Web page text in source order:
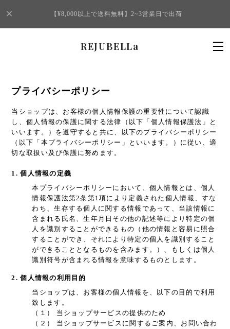
【¥8,000以上で送料無料】2~3営業日で出荷
REJUBELLa
プライバシーポリシー
当ショップは、お客様の個人情報保護の重要性について認識
し、個人情報の保護に関する法律（以下「個人情報保護法」と
いいます。）を遵守すると共に、以下のプライバシーポリシー
（以下「本プライバシーポリシー」といいます。）に従い、適
切な取扱い及び保護に努めます。
1. 個人情報の定義
本プライバシーポリシーにおいて、個人情報とは、個人
情報保護法第2条第1項により定義された個人情報、すな
わち、生存する個人に関する情報であって、当該情報に
含まれる氏名、生年月日その他の記述等により特定の個
人を識別することができるもの（他の情報と容易に照合
することができ、それにより特定の個人を識別すること
ができることとなるものを含みます。）、もしくは個人
識別符号が含まれる情報を意味するものとします。
2. 個人情報の利用目的
当ショップは、お客様の個人情報を、以下の目的で利用
致します。
（１） 当ショップサービスの提供のため
（２） 当ショップサービスに関するご案内、お問い合わ